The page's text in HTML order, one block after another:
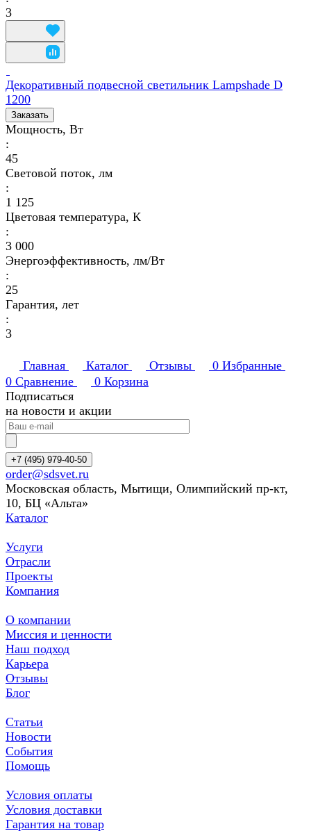
3
Декоративный подвесной светильник Lampshade D
1200
Заказать
Мощность, Вт
:
45
Световой поток, лм
:
1 125
Цветовая температура, К
:
3 000
Энергоэффективность, лм/Вт
:
25
Гарантия, лет
:
3
Главная Каталог Отзывы 0 Избранные
0 Сравнение 0 Корзина
Подписаться
на новости и акции
+7 (495) 979-40-50
order@sdsvet.ru
Московская область, Мытищи, Олимпийский пр-кт,
10, БЦ «Альта»
Каталог
Услуги
Отрасли
Проекты
Компания
О компании
Миссия и ценности
Наш подход
Карьера
Отзывы
Блог
Статьи
Новости
События
Помощь
Условия оплаты
Условия доставки
Гарантия на товар